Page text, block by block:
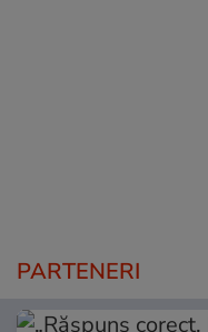
PARTENERI